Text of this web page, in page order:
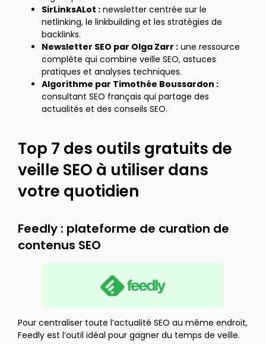
SirLinksALot : newsletter centrée sur le
netlinking, le linkbuilding et les stratégies de
backlinks.
Newsletter SEO par Olga Zarr : une ressource
complète qui combine veille SEO, astuces
pratiques et analyses techniques.
Algorithme par Timothée Boussardon :
consultant SEO français qui partage des
actualités et des conseils SEO.
Top 7 des outils gratuits de
veille SEO à utiliser dans
votre quotidien
Feedly : plateforme de curation de
contenus SEO
Pour centraliser toute l’actualité SEO au même endroit,
Feedly est l’outil idéal pour gagner du temps de veille.